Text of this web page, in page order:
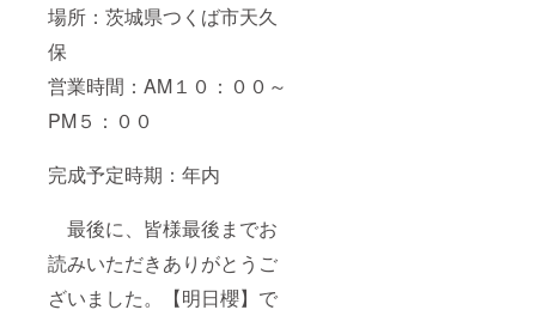
場所：茨城県つくば市天久
保
営業時間：AM１０：００～
PM５：００
完成予定時期：年内
最後に、皆様最後までお
読みいただきありがとうご
ざいました。【明日櫻】で